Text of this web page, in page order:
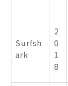
Surfsh
ark
2
0
1
8